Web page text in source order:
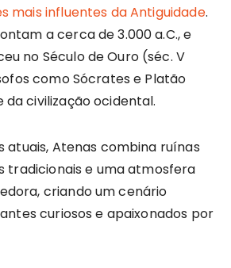
mais influentes da Antiguidade.
a cerca de 3.000 a.C., e
no Século de Ouro (séc. V
como Sócrates e Platão
civilização ocidental.
atuais, Atenas combina ruínas
tradicionais e uma atmosfera
criando um cenário
curiosos e apaixonados por